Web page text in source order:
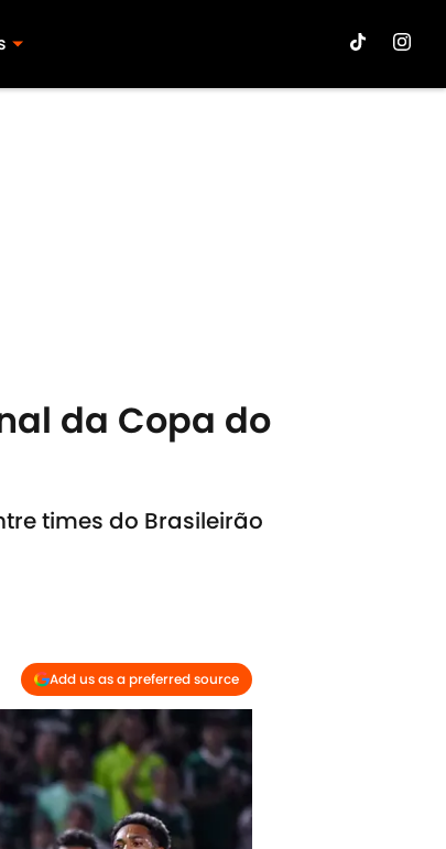
da Copa do
times do Brasileirão
Add us as a preferred source